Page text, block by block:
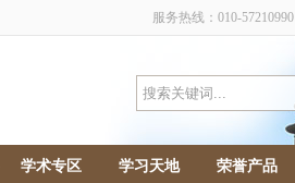
服务热线：010-57210990
学术专区 学习天地 荣誉产品